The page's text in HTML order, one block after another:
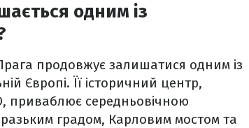
одним із
продовжує залишатися одним із
Європі. Її історичний центр,
приваблює середньовічною
градом, Карловим мостом та